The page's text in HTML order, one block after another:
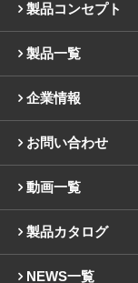
製品コンセプト
製品一覧
企業情報
お問い合わせ
動画一覧
製品カタログ
NEWS一覧